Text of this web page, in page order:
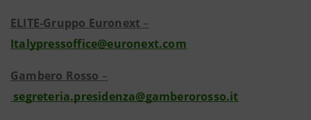
ELITE-Gruppo Euronext –
Italypressoffice@euronext.com
Gambero Rosso –
segreteria.presidenza@gamberorosso.it